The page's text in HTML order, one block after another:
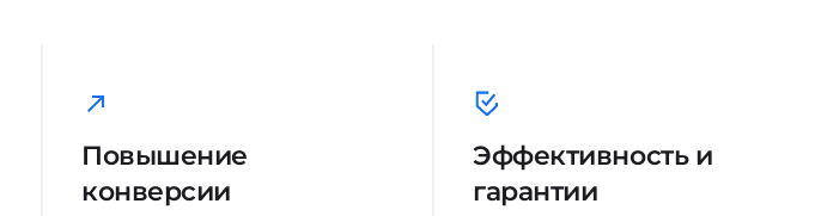
Повышение
конверсии
Эффективность и
гарантии